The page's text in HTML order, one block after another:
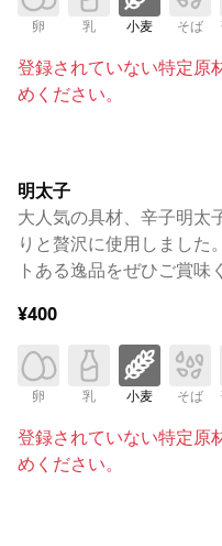
卵 乳 小麦 そば
登録されていない特定原
めください。
明太子
大人気の具材、辛子明太
りと贅沢に使用しました
トある逸品をぜひご賞味
¥400
卵 乳 小麦 そば
登録されていない特定原
めください。